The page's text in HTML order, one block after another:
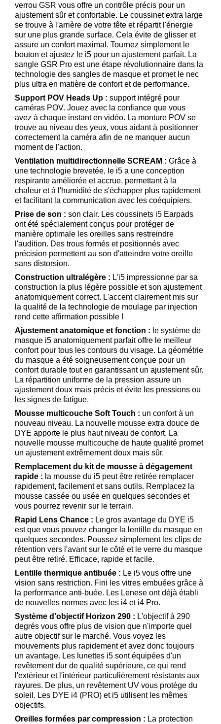
verrou GSR vous offre un contrôle précis pour un
ajustement sûr et confortable. Le coussinet extra large
se trouve à l'arrière de votre tête et répartit l'énergie
sur une plus grande surface. Cela évite de glisser et
assure un confort maximal. Tournez simplement le
bouton et ajustez le i5 pour un ajustement parfait. La
sangle GSR Pro est une étape révolutionnaire dans la
technologie des sangles de masque et promet le nec
plus ultra en matière de confort et de performance.
Support POV Heads Up : support intégré pour
caméras POV. Jouez avec la confiance que vous
avez à chaque instant en vidéo. La monture POV se
trouve au niveau des yeux, vous aidant à positionner
correctement la caméra afin de ne manquer aucun
moment de l'action.
Ventilation multidirectionnelle SCREAM : Grâce à
une technologie brevetée, le i5 a une conception
respirante améliorée et accrue, permettant à la
chaleur et à l'humidité de s'échapper plus rapidement
et facilitant la communication avec les coéquipiers.
Prise de son : son clair. Les coussinets i5 Earpads
ont été spécialement conçus pour protéger de
manière optimale les oreilles sans restreindre
l'audition. Des trous formés et positionnés avec
précision permettent au son d'atteindre votre oreille
sans distorsion.
Construction ultralégère : L'i5 impressionne par sa
construction la plus légère possible et son ajustement
anatomiquement correct. L'accent clairement mis sur
la qualité de la technologie de moulage par injection
rend cette affirmation possible !
Ajustement anatomique et fonction : le système de
masque i5 anatomiquement parfait offre le meilleur
confort pour tous les contours du visage. La géométrie
du masque a été soigneusement conçue pour un
confort durable tout en garantissant un ajustement sûr.
La répartition uniforme de la pression assure un
ajustement doux mais précis et évite les pressions ou
les signes de fatigue.
Mousse multicouche Soft Touch : un confort à un
nouveau niveau. La nouvelle mousse extra douce de
DYE apporte le plus haut niveau de confort. La
nouvelle mousse multicouche de haute qualité promet
un ajustement extrêmement doux mais sûr.
Remplacement du kit de mousse à dégagement
rapide : la mousse du i5 peut être retirée remplacer
rapidement, facilement et sans outils. Remplacez la
mousse cassée ou usée en quelques secondes et
vous pourrez revenir sur le terrain.
Rapid Lens Chance : Le gros avantage du DYE i5
est que vous pouvez changer la lentille du masque en
quelques secondes. Poussez simplement les clips de
rétention vers l'avant sur le côté et le verre du masque
peut être retiré. Efficace, rapide et facile.
Lentille thermique antibuée : Le i5 vous offre une
vision sans restriction. Fini les vitres embuées grâce à
la performance anti-buée. Les Lenese ont déjà établi
de nouvelles normes avec les i4 et i4 Pro.
Système d'objectif Horizon 290 : L'objectif à 290
degrés vous offre plus de vision que n'importe quel
autre objectif sur le marché. Vous voyez les
mouvements plus rapidement et avez donc toujours
un avantage. Les lunettes i5 sont équipées d'un
revêtement dur de qualité supérieure, ce qui rend
l'extérieur et l'intérieur particulièrement résistants aux
rayures. De plus, un revêtement UV vous protège du
soleil. Les DYE i4 (PRO) et i5 utilisent les mêmes
objectifs.
Oreilles formées par compression : La protection